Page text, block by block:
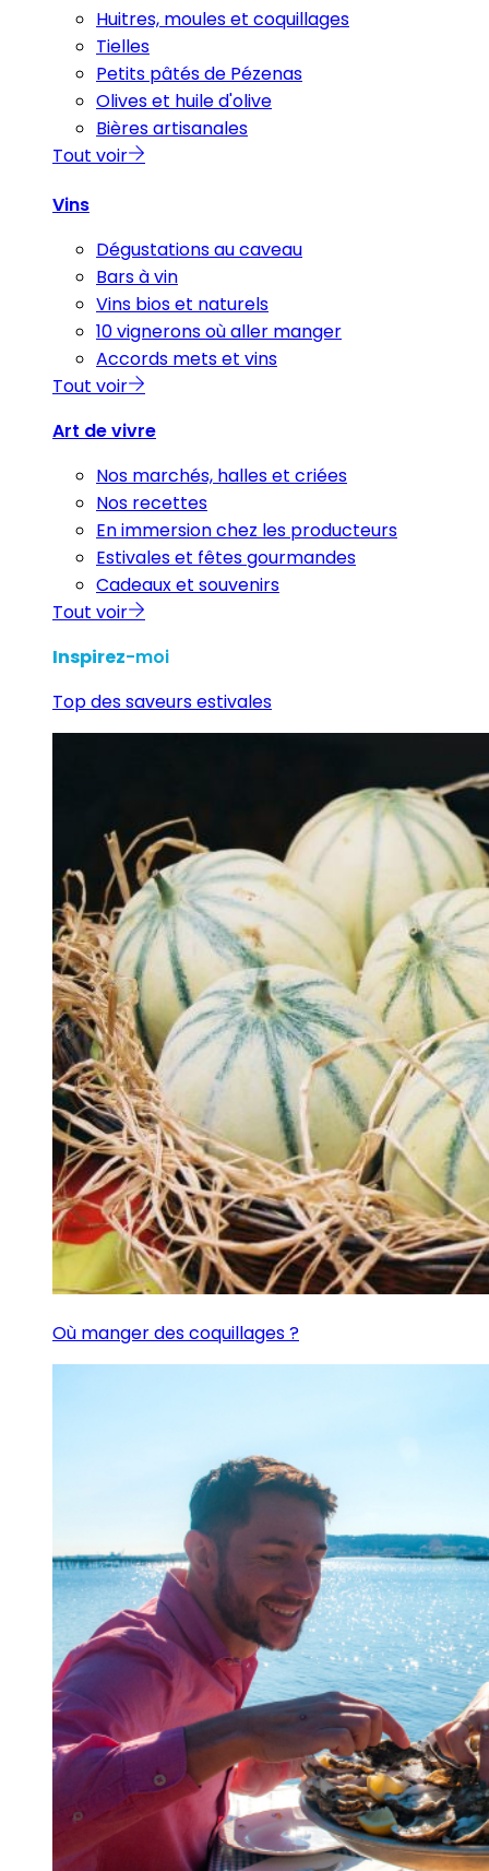
Huitres, moules et coquillages
Tielles
Petits pâtés de Pézenas
Olives et huile d'olive
Bières artisanales
Tout voir
Vins
Dégustations au caveau
Bars à vin
Vins bios et naturels
10 vignerons où aller manger
Accords mets et vins
Tout voir
Art de vivre
Nos marchés, halles et criées
Nos recettes
En immersion chez les producteurs
Estivales et fêtes gourmandes
Cadeaux et souvenirs
Tout voir
Inspirez-moi
Top des saveurs estivales
Où manger des coquillages ?